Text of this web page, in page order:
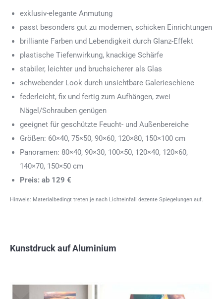
exklusiv-elegante Anmutung
passt besonders gut zu modernen, schicken Einrichtungen
brilliante Farben und Lebendigkeit durch Glanz-Effekt
plastische Tiefenwirkung, knackige Schärfe
stabiler, leichter und bruchsicherer als Glas
schwebender Look durch unsichtbare Galerieschiene
federleicht, fix und fertig zum Aufhängen, zwei
Nägel/Schrauben genügen
geeignet für geschützte Feucht- und Außenbereiche
Größen: 60×40, 75×50, 90×60, 120×80, 150×100 cm
Panoramen: 80×40, 90×30, 100×50, 120×40, 120×60,
140×70, 150×50 cm
Preis: ab 129 €
Hinweis: Materialbedingt treten je nach Lichteinfall dezente Spiegelungen auf.
Kunstdruck auf Aluminium